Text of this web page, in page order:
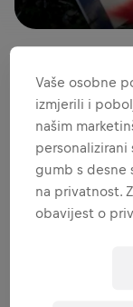
Pronalaženje
teško. Za trčanje
postoji mnogo
baš svakom
Sastavili smo
mogu biti
blagdane.
MANJE OD 10
Vaše osobne
izmjerili i
našim
personalizirani
gumb s desne
na privatnost.
obavijest o